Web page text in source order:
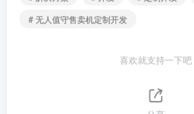
# 无人值守售卖机定制开发
喜欢就支持一下吧